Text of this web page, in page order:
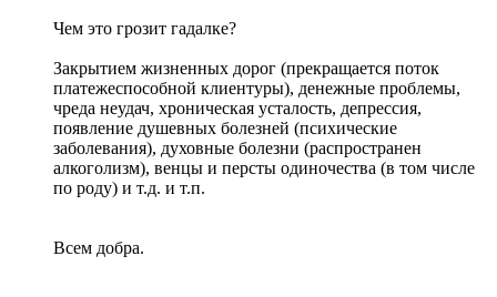
Чем это грозит гадалке?
Закрытием жизненных дорог (прекращается поток
платежеспособной клиентуры), денежные проблемы,
чреда неудач, хроническая усталость, депрессия,
появление душевных болезней (психические
заболевания), духовные болезни (распространен
алкоголизм), венцы и персты одиночества (в том числе
по роду) и т.д. и т.п.
Всем добра.